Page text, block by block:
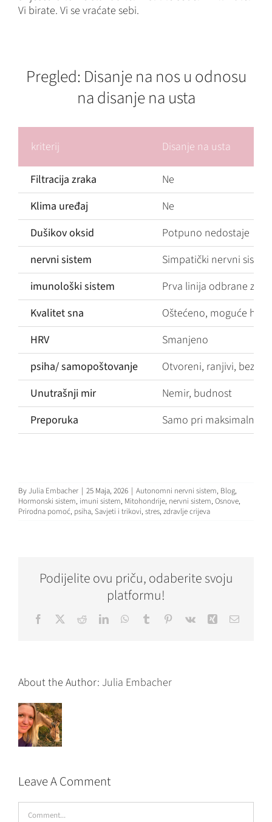
Vi birate. Vi se vraćate sebi.
Pregled: Disanje na nos u odnosu
na disanje na usta
kriterij Disanje na usta
Filtracija zraka
Ne
Klima uređaj
Ne
Dušikov oksid
Potpuno nedostaje
nervni sistem
Simpatički nervni
imunološki sistem
Prva linija odbrane
Kvalitet sna
Oštećeno, moguće
HRV
Smanjeno
psiha/ samopoštovanje
Otvoreni, ranjivi, bez
Unutrašnji mir
Nemir, budnost
Preporuka
Samo pri
ByJulia Embacher | 25 Maja, 2026 | Autonomni nervni sistem, Blog,
Hormonski sistem, imuni sistem, Mitohondrije, nervni sistem, Osnove,
Prirodna pomoć, psiha, Savjeti i trikovi, stres, zdravlje crijeva
Podijelite ovu priču, odaberite svoju
platformu!
Facebook RedditLinkedInWhatsApp
Tumblr Pinterest
Vk Xing Email
About the Author: Julia Embacher
Leave A Comment